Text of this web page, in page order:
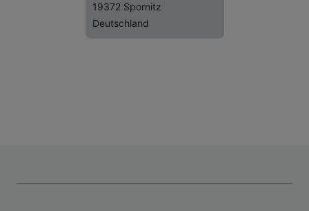
19372 Spornitz
Deutschland